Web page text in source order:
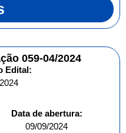
059-04/2024
Edital:
Data de abertura:
09/09/2024